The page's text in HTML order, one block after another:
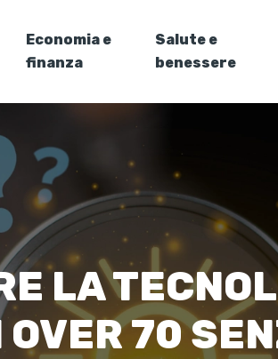
Economia e
finanza
Salute e
benessere
LA
OVER 70